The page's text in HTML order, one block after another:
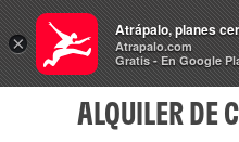
Rent
a Car
ALQUILER DE
×
Atrápalo, planes
Atrapalo.com
Gratis - En Google